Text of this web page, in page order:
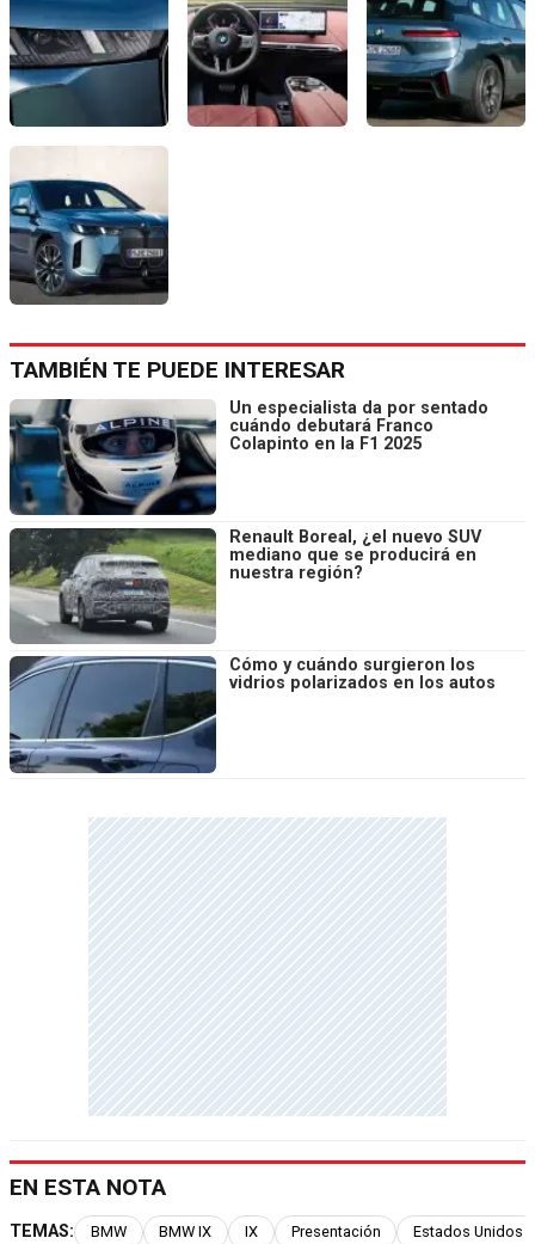
TAMBIÉN TE PUEDE INTERESAR
Un especialista da por sentado
cuándo debutará Franco
Colapinto en la F1 2025
Renault Boreal, ¿el nuevo SUV
mediano que se producirá en
nuestra región?
Cómo y cuándo surgieron los
vidrios polarizados en los autos
EN ESTA NOTA
TEMAS: BMW BMW IX IX Presentación Estados Unidos